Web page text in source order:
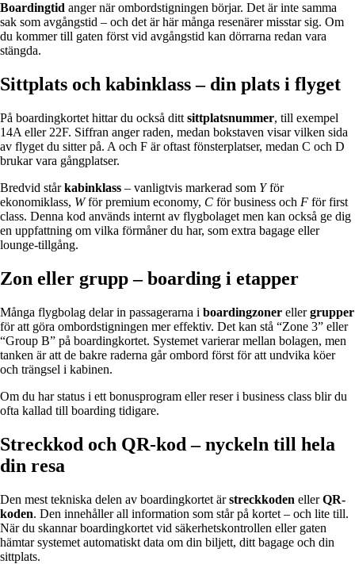
Boardingtid anger när ombordstigningen börjar. Det är inte samma
sak som avgångstid – och det är här många resenärer misstar sig. Om
du kommer till gaten först vid avgångstid kan dörrarna redan vara
stängda.
Sittplats och kabinklass – din plats i flyget
På boardingkortet hittar du också ditt sittplatsnummer, till exempel
14A eller 22F. Siffran anger raden, medan bokstaven visar vilken sida
av flyget du sitter på. A och F är oftast fönsterplatser, medan C och D
brukar vara gångplatser.
Bredvid stårkabinklass – vanligtvis markerad som Yför
ekonomiklass, Wför premium economy, C för business och F för first
class. Denna kod används internt av flygbolaget men kan också ge dig
en uppfattning om vilka förmåner du har, som extra bagage eller
lounge-tillgång.
Zon eller grupp – boarding i etapper
Många flygbolag delar in passagerarna i boardingzoner ellergrupper
för att göra ombordstigningen mer effektiv. Det kan stå “Zone 3” eller
“Group B” på boardingkortet. Systemet varierar mellan bolagen, men
tanken är att de bakre raderna går ombord först för att undvika köer
och trängsel i kabinen.
Om du har status i ett bonusprogram eller reser i business class blir du
ofta kallad till boarding tidigare.
Streckkod och QR-kod – nyckeln till hela
din resa
Den mest tekniska delen av boardingkortet ärstreckkoden ellerQR-
koden. Den innehåller all information som står på kortet – och lite till.
När du skannar boardingkortet vid säkerhetskontrollen eller gaten
hämtar systemet automatiskt data om din biljett, ditt bagage och din
sittplats.